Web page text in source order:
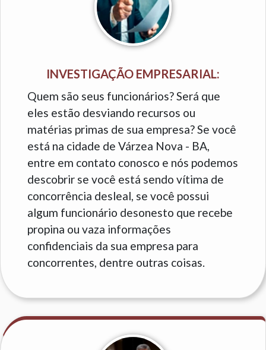
INVESTIGAÇÃO EMPRESARIAL:
Quem são seus funcionários? Será que
eles estão desviando recursos ou
matérias primas de sua empresa? Se você
está na cidade de Várzea Nova - BA,
entre em contato conosco e nós podemos
descobrir se você está sendo vítima de
concorrência desleal, se você possui
algum funcionário desonesto que recebe
propina ou vaza informações
confidenciais da sua empresa para
concorrentes, dentre outras coisas.